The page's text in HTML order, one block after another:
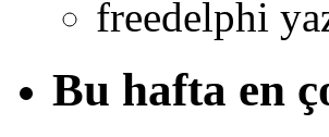
freedelphi
Bu hafta en